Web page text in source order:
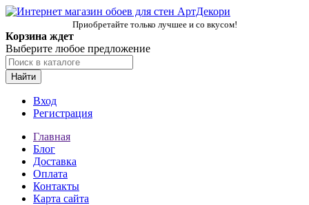
Приобретайте только лучшее и со вкусом!
Корзина ждет
Выберите любое предложение
Найти
Вход
Регистрация
Главная
Блог
Доставка
Оплата
Контакты
Карта сайта